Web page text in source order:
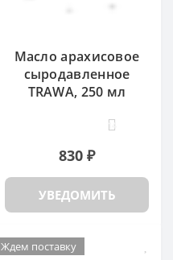
Масло арахисовое
сыродавленное
TRAWA, 250 мл
14
830 ₽
УВЕДОМИТЬ
Ждем поставку